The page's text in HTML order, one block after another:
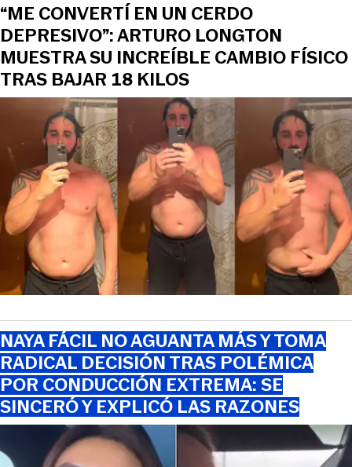
“ME CONVERTÍ EN UN CERDO
DEPRESIVO”: ARTURO LONGTON
MUESTRA SU INCREÍBLE CAMBIO FÍSICO
TRAS BAJAR 18 KILOS
NAYA FÁCIL NO AGUANTA MÁS Y TOMA
RADICAL DECISIÓN TRAS POLÉMICA
POR CONDUCCIÓN EXTREMA: SE
SINCERÓ Y EXPLICÓ LAS RAZONES